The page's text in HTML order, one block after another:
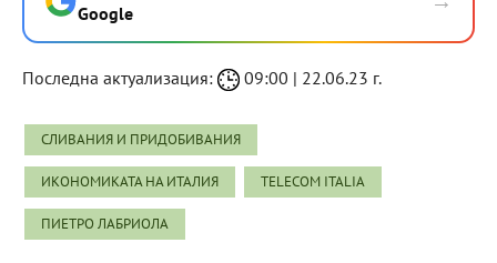
Google
Последна актуализация: 09:00 | 22.06.23 г.
СЛИВАНИЯ И ПРИДОБИВАНИЯ
ИКОНОМИКАТА НА ИТАЛИЯ TELECOM ITALIA
ПИЕТРО ЛАБРИОЛА